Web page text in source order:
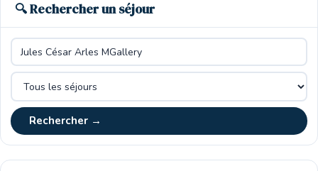
🔍 Rechercher un séjour
Rechercher →